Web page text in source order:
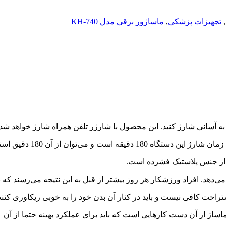
, تجهیزات پزشکی, ماساژور برقی مدل KH-740
جنس پلاستیک فشرده است.
افراد ورزشکار هر روز بیشتر از قبل به این نتیجه می‌رسند که
کافی نیست و باید در کنار آن بدن خود را به خوبی ریکاوری
از آن دست کارهایی است که باید برای عملکرد بهینه حتما از آن